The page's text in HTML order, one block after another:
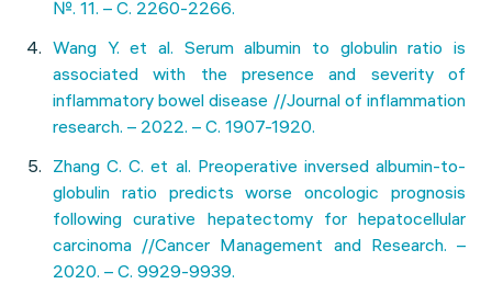
№. 11. – С. 2260-2266.
Wang Y. et al. Serum albumin to globulin ratio is
associated with the presence and severity of
inflammatory bowel disease //Journal of inflammation
research. – 2022. – С. 1907-1920.
Zhang C. C. et al. Preoperative inversed albumin-to-
globulin ratio predicts worse oncologic prognosis
following curative hepatectomy for hepatocellular
carcinoma //Cancer Management and Research. –
2020. – С. 9929-9939.